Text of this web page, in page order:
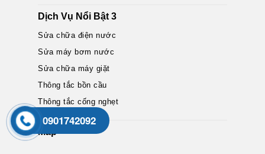
Dịch Vụ Nổi Bật 3
Sửa chữa điện nước
Sửa máy bơm nước
Sửa chữa máy giặt
Thông tắc bồn cầu
Thông tắc cống nghẹt
Map
0901742092